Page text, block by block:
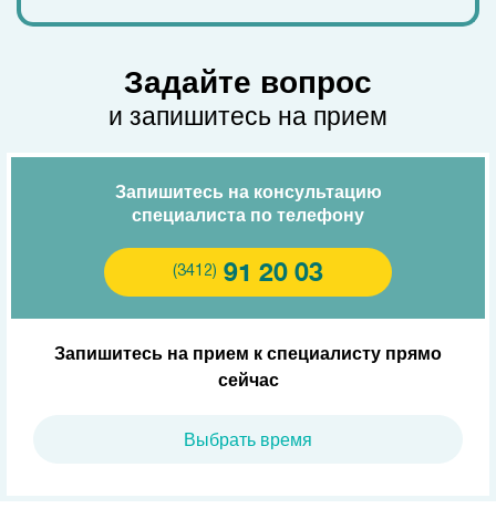
Задайте вопрос
и запишитесь на прием
Запишитесь на консультацию
специалиста по телефону
(3412) 91 20 03
Запишитесь на прием к специалисту прямо
сейчас
Выбрать время